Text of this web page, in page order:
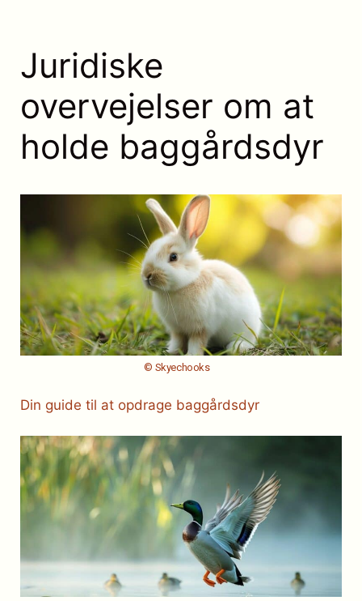
Juridiske
overvejelser om at
holde baggårdsdyr
© Skyechooks
Din guide til at opdrage baggårdsdyr